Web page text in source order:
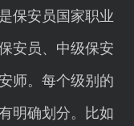
保安员国家职业
安员、中级保安
师。每个级别的
明确划分。比如